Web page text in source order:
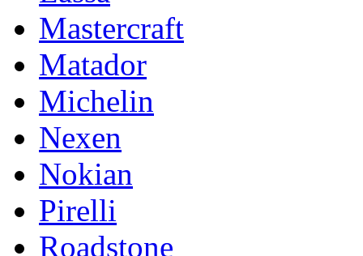
Mastercraft
Matador
Michelin
Nexen
Nokian
Pirelli
Roadstone